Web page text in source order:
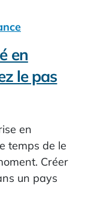
en
le pas
en
temps de le
Créer
un pays